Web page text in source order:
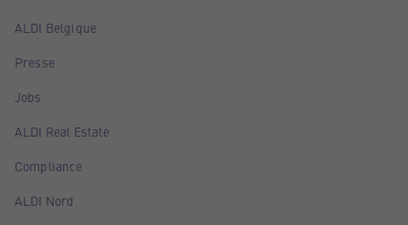
ALDI Belgique
Presse
Jobs
ALDI Real Estate
Compliance
ALDI Nord